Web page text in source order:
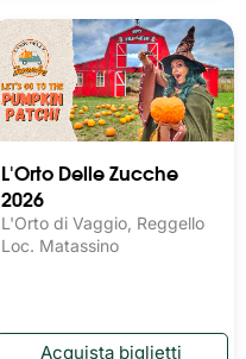
L'Orto Delle Zucche
2026
L'Orto di Vaggio, Reggello
Loc. Matassino